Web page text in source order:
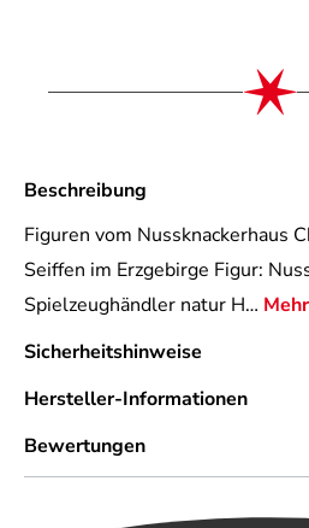
Beschreibung
Figuren vom Nussknackerhaus
Seiffen im Erzgebirge Figur:
Spielzeughändler natur H… Mehr
Sicherheitshinweise
Hersteller-Informationen
Bewertungen